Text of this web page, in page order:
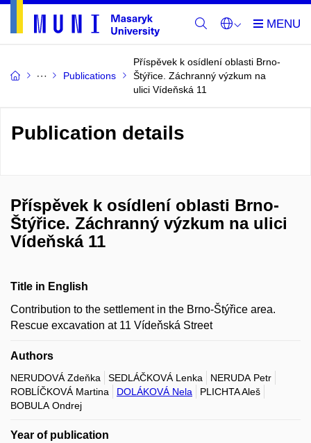
Publications
Příspěvek k osídlení oblasti Brno-
Štýřice. Záchranný výzkum na
ulici Vídeňská 11
Publication details
Příspěvek k osídlení oblasti Brno-
Štýřice. Záchranný výzkum na ulici
Vídeňská 11
Title in English
Contribution to the settlement in the Brno-Štýřice area.
Rescue excavation at 11 Vídeňská Street
Authors
NERUDOVÁ Zdeňka SEDLÁČKOVÁ Lenka
NERUDA Petr
ROBLÍČKOVÁ Martina
DOLÁKOVÁ Nela
PLICHTA Aleš
BOBULA Ondrej
Year of publication